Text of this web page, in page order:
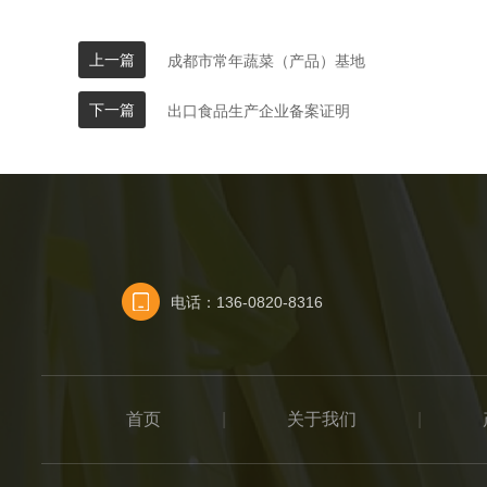
上一篇 成都市常年蔬菜（产品）基地
下一篇 出口食品生产企业备案证明
电话：136-0820-8316
首页 关于我们